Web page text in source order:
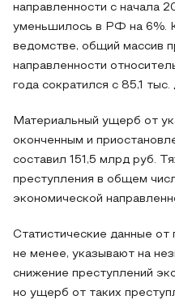
направленности с начала
уменьшилось в РФ на 6%.
ведомстве, общий массив
направленности
года сократился с 85,1
Материальный ущерб от
оконченным и
составил 151,5 млрд руб.
преступления в общем
экономической
Статистические данные
не менее, указывают на
снижение преступлений
но ущерб от таких